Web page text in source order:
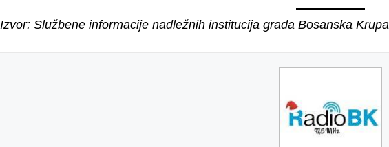
Izvor: Službene informacije nadležnih institucija grada Bosanska Krupa